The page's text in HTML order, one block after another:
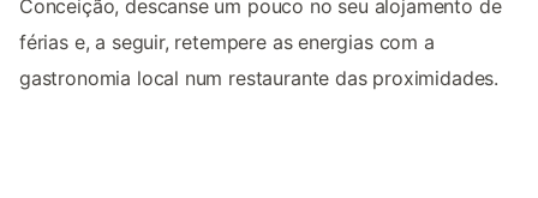
Conceição, descanse um pouco no seu alojamento de
férias e, a seguir, retempere as energias com a
gastronomia local num restaurante das proximidades.